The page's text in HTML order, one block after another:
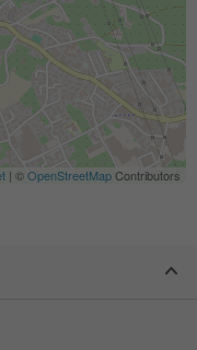
| ©OpenStreetMapContributors